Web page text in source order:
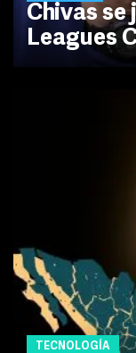
Chivas se
Leagues
TECNOLOGÍA